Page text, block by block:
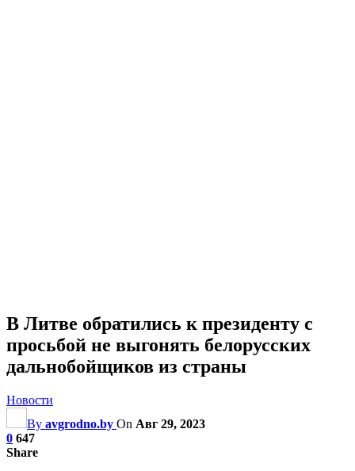
В Литве обратились к президенту с
просьбой не выгонять белорусских
дальнобойщиков из страны
Новости
By avgrodno.by On Авг 29, 2023
0 647
Share